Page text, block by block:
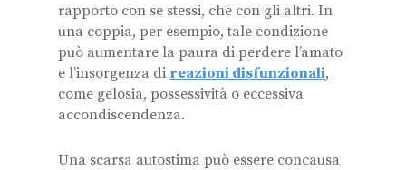
rapporto con se stessi, che con gli altri. In
una coppia, per esempio, tale condizione
può aumentare la paura di perdere l’amato
e l’insorgenza di reazioni disfunzionali,
come gelosia, possessività o eccessiva
accondiscendenza.
Una scarsa autostima può essere concausa